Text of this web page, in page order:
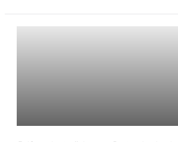
Adapterji